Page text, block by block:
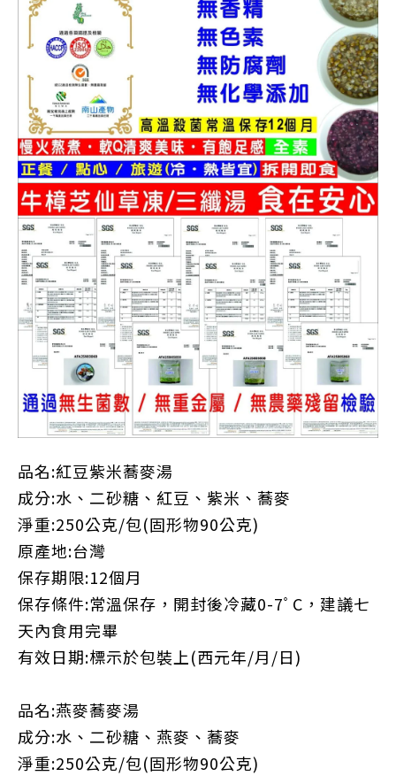
品名:紅豆紫米蕎麥湯
成分:水、二砂糖、紅豆、紫米、蕎麥
淨重:250公克/包(固形物90公克)
原產地:台灣
保存期限:12個月
保存條件:常溫保存，開封後冷藏0-7ﾟ C ，建議七
天內食用完畢
有效日期:標示於包裝上(西元年/月/日)
品名:燕麥蕎麥湯
成分:水、二砂糖、燕麥、蕎麥
淨重:250公克/包(固形物90公克)